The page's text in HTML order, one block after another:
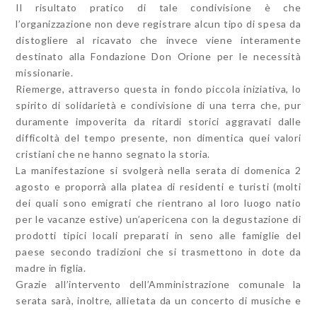
Il risultato pratico di tale condivisione è che
l’organizzazione non deve registrare alcun tipo di spesa da
distogliere al ricavato che invece viene interamente
destinato alla Fondazione Don Orione per le necessità
missionarie.
Riemerge, attraverso questa in fondo piccola iniziativa, lo
spirito di solidarietà e condivisione di una terra che, pur
duramente impoverita da ritardi storici aggravati dalle
difficoltà del tempo presente, non dimentica quei valori
cristiani che ne hanno segnato la storia.
La manifestazione si svolgerà nella serata di domenica 2
agosto e proporrà alla platea di residenti e turisti (molti
dei quali sono emigrati che rientrano al loro luogo natio
per le vacanze estive) un’apericena con la degustazione di
prodotti tipici locali preparati in seno alle famiglie del
paese secondo tradizioni che si trasmettono in dote da
madre in figlia.
Grazie all’intervento dell’Amministrazione comunale la
serata sarà, inoltre, allietata da un concerto di musiche e